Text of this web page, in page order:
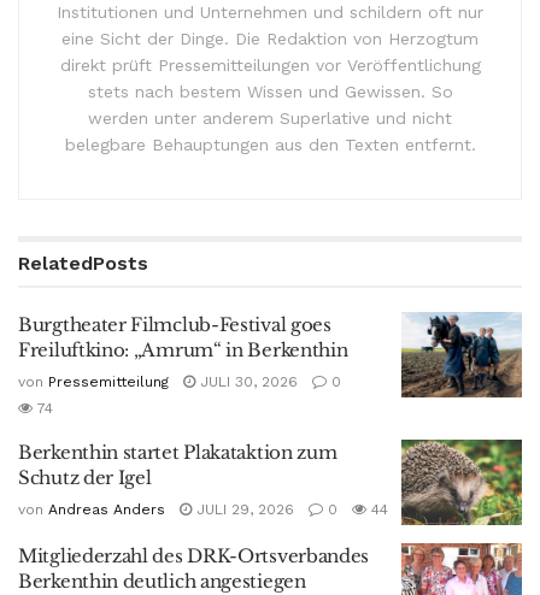
Institutionen und Unternehmen und schildern oft nur
eine Sicht der Dinge. Die Redaktion von Herzogtum
direkt prüft Pressemitteilungen vor Veröffentlichung
stets nach bestem Wissen und Gewissen. So
werden unter anderem Superlative und nicht
belegbare Behauptungen aus den Texten entfernt.
RelatedPosts
Burgtheater Filmclub-Festival goes
Freiluftkino: „Amrum“ in Berkenthin
von Pressemitteilung JULI 30, 2026
0
74
Berkenthin startet Plakataktion zum
Schutz der Igel
von Andreas Anders JULI 29, 2026 0 44
Mitgliederzahl des DRK-Ortsverbandes
Berkenthin deutlich angestiegen